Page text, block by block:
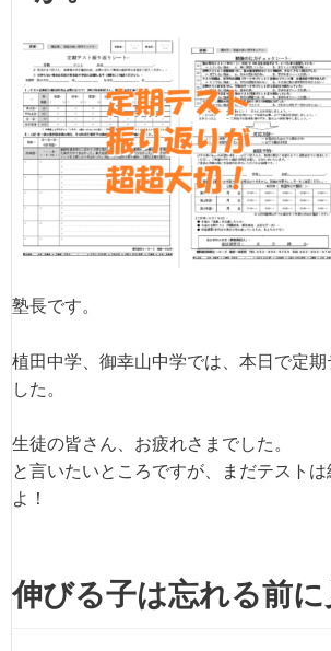
塾長です。
植田中学、御幸山中学では、本日で定期
した。
生徒の皆さん、お疲れさまでした。
と言いたいところですが、まだテスト
よ！
伸びる子は忘れる前